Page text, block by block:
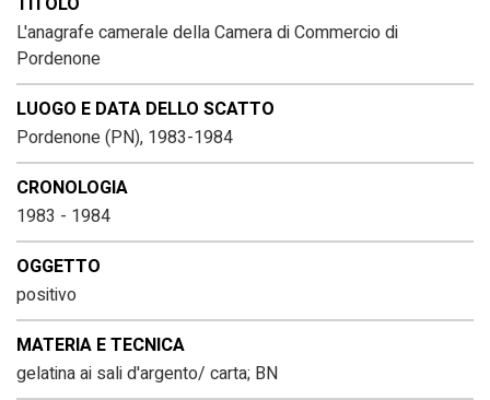
L'anagrafe camerale della Camera di Commercio di
Pordenone
LUOGO E DATA DELLO SCATTO
Pordenone (PN), 1983-1984
CRONOLOGIA
1983 - 1984
OGGETTO
positivo
MATERIA E TECNICA
gelatina ai sali d'argento/ carta; BN